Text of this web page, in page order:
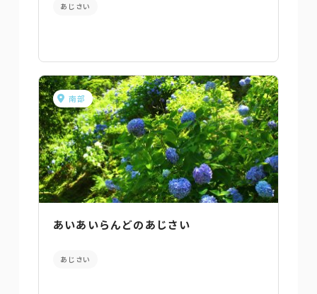
あじさい
南部
あいあいらんどのあじさい
あじさい